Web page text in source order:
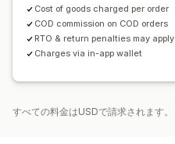
Cost of goods charged per order
COD commission on COD orders
RTO & return penalties may apply
Charges via in-app wallet
すべての料金はUSDで請求されます。